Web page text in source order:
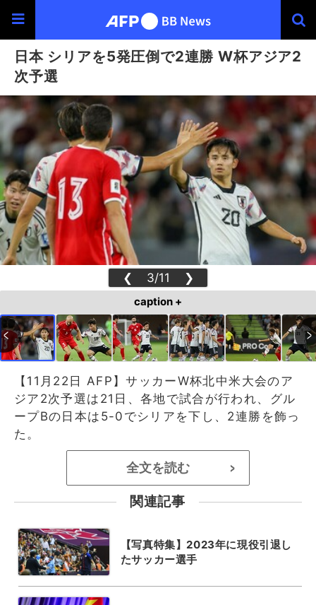
日本 シリアを5発圧倒で2連勝 W杯アジア2
次予選
❮ 3/11 ❯
caption +
【11月22日 AFP】サッカーW杯北中米大会のア
ジア2次予選は21日、各地で試合が行われ、グル
ープBの日本は5-0でシリアを下し、2連勝を飾っ
た。
全文を読む >
関連記事
【写真特集】2023年に現役引退し
たサッカー選手